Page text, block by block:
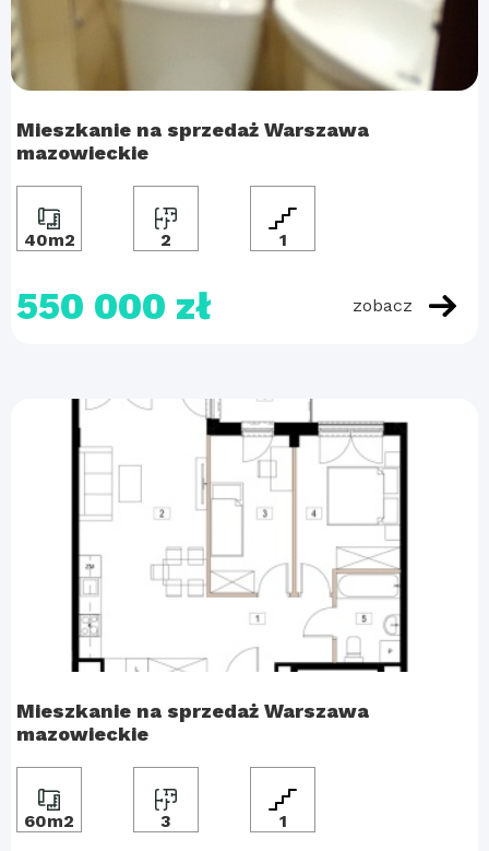
Mieszkanie na sprzedaż Warszawa
mazowieckie
40m2 2 1
550 000 zł zobacz
Mieszkanie na sprzedaż Warszawa
mazowieckie
60m2 3 1